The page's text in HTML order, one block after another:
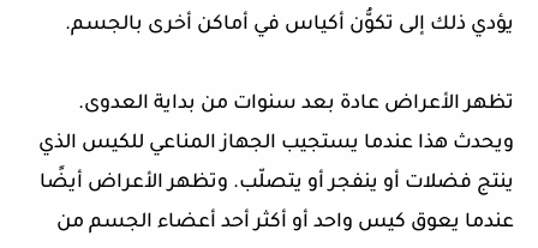
يؤدي ذلك إلى تكوُّن أكياس في أماكن أخرى بالجسم.
تظهر الأعراض عادة بعد سنوات من بداية العدوى.
ويحدث هذا عندما يستجيب الجهاز المناعي للكيس الذي
ينتج فضلات أو ينفجر أو يتصلّب. وتظهر الأعراض أيضًا
عندما يعوق كيس واحد أو أكثر أحد أعضاء الجسم من